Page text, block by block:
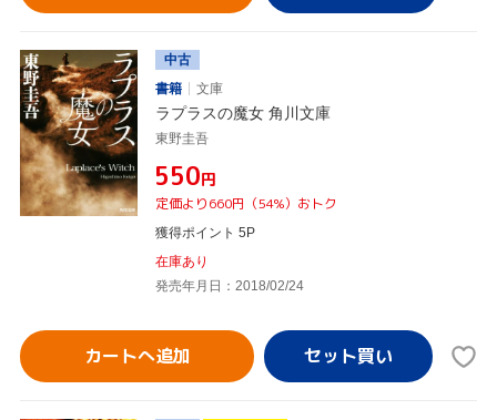
中古
書籍
文庫
ラプラスの魔女 角川文庫
東野圭吾
¥550円
定価より660円（54%）おトク
獲得ポイント 5P
在庫あり
発売年月日：2018/02/24
カートへ追加